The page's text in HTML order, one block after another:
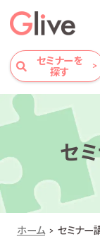
セミナーを
探す
セ
ホーム セミナー